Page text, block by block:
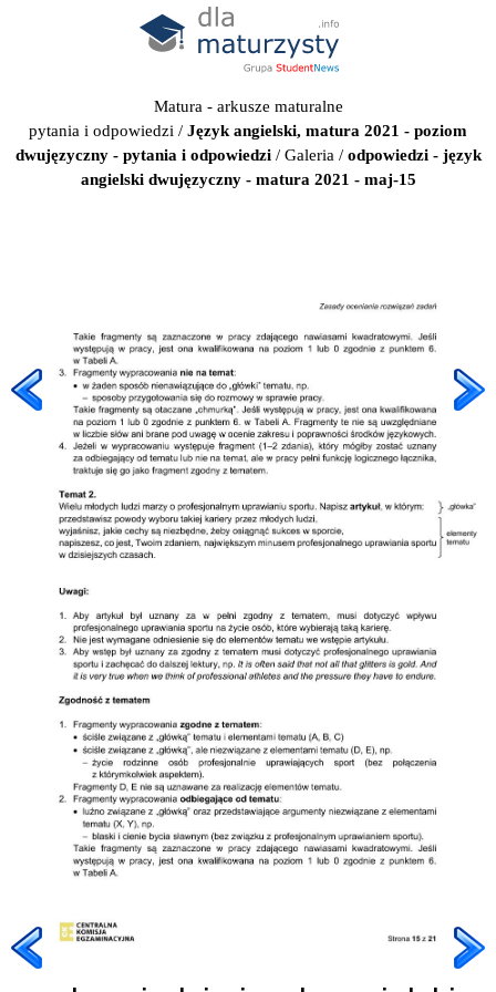
Matura - arkusze maturalne
pytania i odpowiedzi / Język angielski, matura 2021 - poziom
dwujęzyczny - pytania i odpowiedzi/ Galeria / odpowiedzi - język
angielski dwujęzyczny - matura 2021 - maj-15